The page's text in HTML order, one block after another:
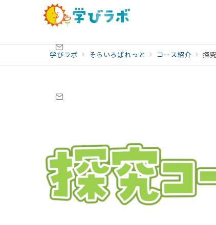
学びラボ そらいろぱれっと コース紹介 探